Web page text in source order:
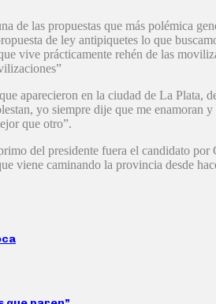
de las propuestas que más polémica
de ley antipiquetes lo que
vive prácticamente rehén de las
aparecieron en la ciudad de La Plata,
yo siempre dije que me enamoran
que otro”.
del presidente fuera el candidato
viene caminando la provincia desde